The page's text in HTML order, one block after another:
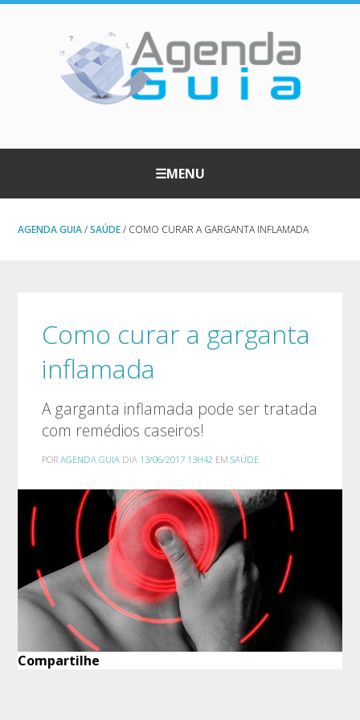
☰MENU
AGENDA GUIA/SAÚDE/ COMO CURAR A GARGANTA INFLAMADA
Como curar a garganta
inflamada
A garganta inflamada pode ser tratada
com remédios caseiros!
PORAGENDA GUIA DIA 13/06/2017 13H42 EMSAÚDE
Compartilhe